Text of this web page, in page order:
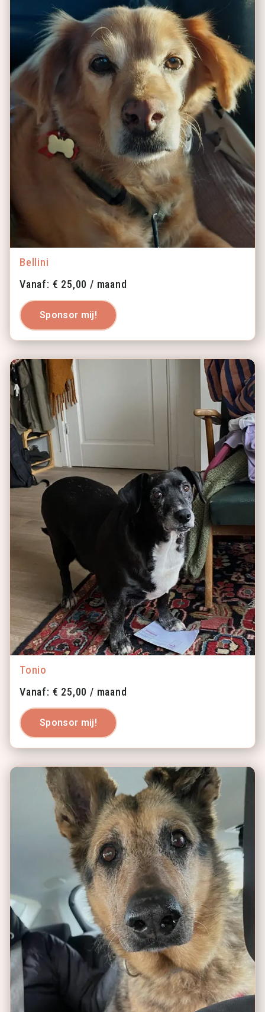
Bellini
Vanaf: € 25,00 / maand
Sponsor mij!
Tonio
Vanaf: € 25,00 / maand
Sponsor mij!